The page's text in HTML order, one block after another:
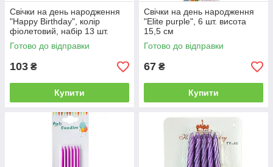
Свічки на день народження
"Happy Birthday", колір
фіолетовий, набір 13 шт.
Готово до відправки
103 ₴
Купити
Свічки на день народження
"Elite purple", 6 шт. висота
15,5 см
Готово до відправки
67 ₴
Купити